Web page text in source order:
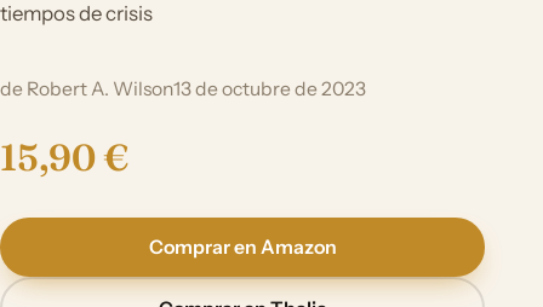
tiempos de crisis
de Robert A. Wilson13 de octubre de 2023
15,90 €
Comprar en Amazon